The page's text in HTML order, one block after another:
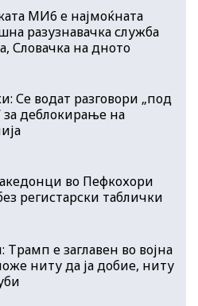
МИ6 е најмоќната
разузнавачка служба
Словачка на дното
Се водат разговори „под
за деблокирање на
во Пефкохори
регистарски таблички
Трамп е заглавен во војна
ниту да ја добие, ниту